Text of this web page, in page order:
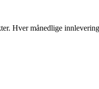
Hver månedlige